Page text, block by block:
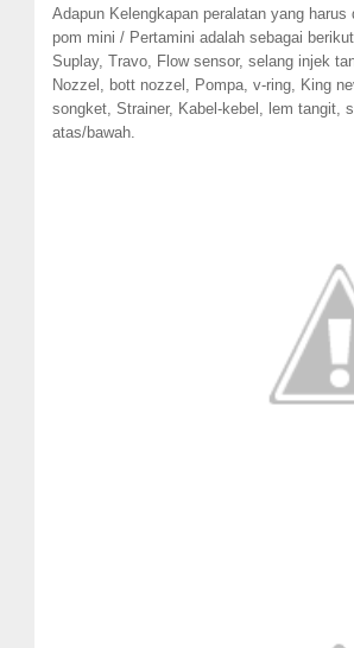
Adapun Kelengkapan peralatan yang
pom mini / Pertamini adalah sebagai
Suplay, Travo, Flow sensor, selang injek
Nozzel, bott nozzel, Pompa, v-ring, King
songket, Strainer, Kabel-kebel, lem tangit,
atas/bawah.